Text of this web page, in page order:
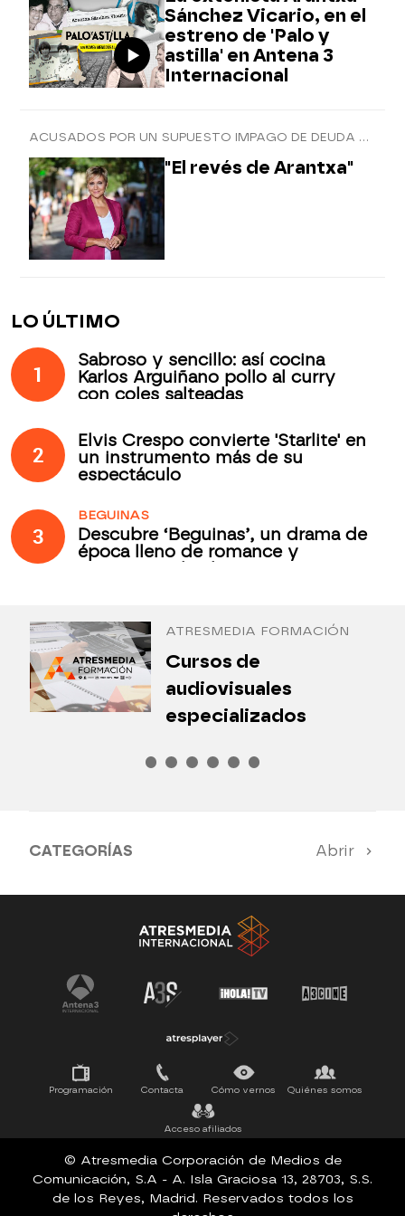
Sánchez Vicario, en el
estreno de 'Palo y
astilla' en Antena 3
Internacional
ACUSADOS POR UN SUPUESTO IMPAGO DE DEUDA MILLONARIA
"El revés de Arantxa"
LO ÚLTIMO
1
Sabroso y sencillo: así cocina
Karlos Arguiñano pollo al curry
con coles salteadas
2
Elvis Crespo convierte 'Starlite' en
un instrumento más de su
espectáculo
3
BEGUINAS
Descubre ‘Beguinas’, un drama de
época lleno de romance y
ATRESMEDIA FORMACIÓN
Cursos de
audiovisuales
especializados
CATEGORÍAS Abrir
Antena 3 Noticias El Hormiguero
Tu cara me suena Pasapalabra
Programación Contacta Cómo vernos Quiénes somos
Acceso afiliados
© Atresmedia Corporación de Medios de
Comunicación, S.A - A. Isla Graciosa 13, 28703, S.S.
de los Reyes, Madrid. Reservados todos los